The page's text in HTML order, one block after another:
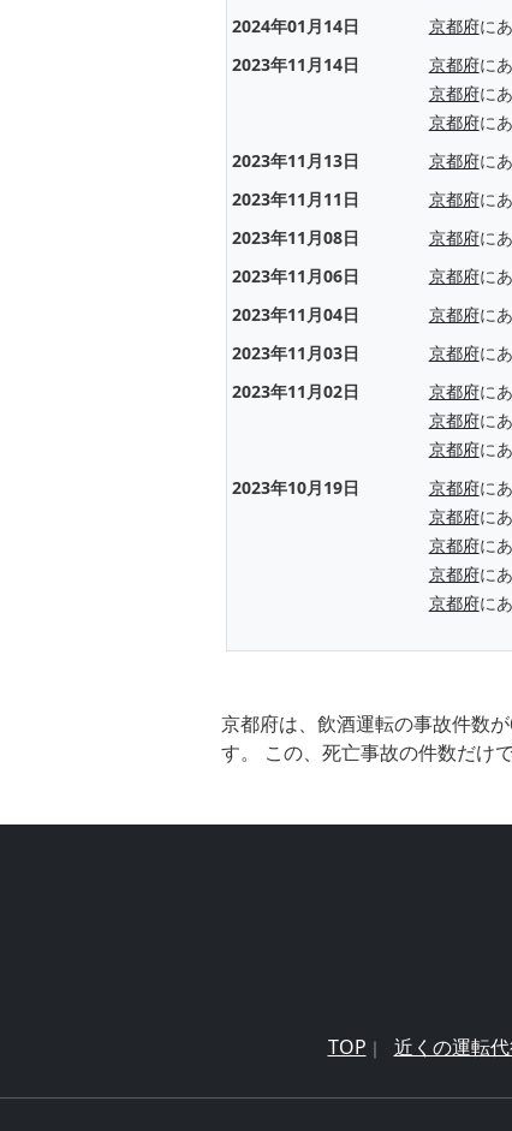
2024年01月14日
京都府に
2023年11月14日
京都府に
京都府に
京都府に
2023年11月13日
京都府に
2023年11月11日
京都府に
2023年11月08日
京都府に
2023年11月06日
京都府に
2023年11月04日
京都府に
2023年11月03日
京都府に
2023年11月02日
京都府に
京都府に
京都府に
2023年10月19日
京都府に
京都府に
京都府に
京都府に
京都府に
京都府は、飲酒運転の事故件数
す。 この、死亡事故の件数だけ
TOP 近くの運転